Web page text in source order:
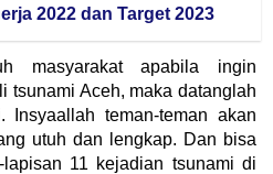
2022 dan Target 2023
masyarakat apabila ingin
tsunami Aceh, maka datanglah
Insyaallah teman-teman akan
utuh dan lengkap. Dan bisa
lapisan 11 kejadian tsunami di